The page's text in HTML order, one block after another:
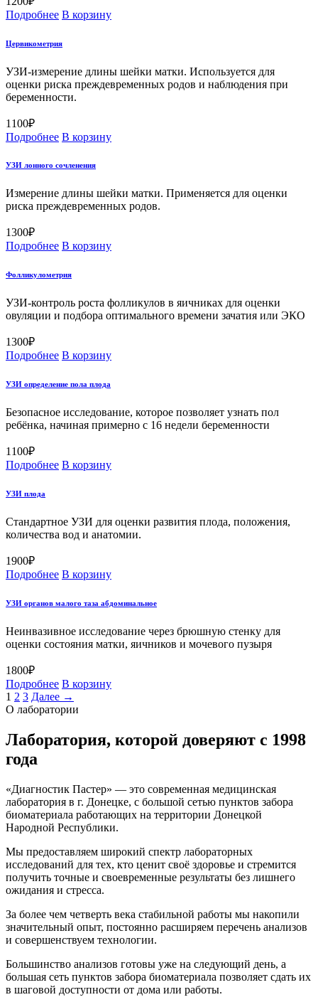
Подробнее В корзину
Цервикометрия
УЗИ-измерение длины шейки матки. Используется для
оценки риска преждевременных родов и наблюдения при
беременности.
1100₽
Подробнее В корзину
УЗИ лонного сочленения
Измерение длины шейки матки. Применяется для оценки
риска преждевременных родов.
1300₽
Подробнее В корзину
Фолликулометрия
УЗИ-контроль роста фолликулов в яичниках для оценки
овуляции и подбора оптимального времени зачатия или ЭКО
1300₽
Подробнее В корзину
УЗИ определение пола плода
Безопасное исследование, которое позволяет узнать пол
ребёнка, начиная примерно с 16 недели беременности
1100₽
Подробнее В корзину
УЗИ плода
Стандартное УЗИ для оценки развития плода, положения,
количества вод и анатомии.
1900₽
Подробнее В корзину
УЗИ органов малого таза абдоминальное
Неинвазивное исследование через брюшную стенку для
оценки состояния матки, яичников и мочевого пузыря
1800₽
Подробнее В корзину
1 2 3 Далее →
О лаборатории
Лаборатория, которой доверяют с 1998
года
«Диагностик Пастер» — это современная медицинская
лаборатория в г. Донецке, с большой сетью пунктов забора
биоматериала работающих на территории Донецкой
Народной Республики.
Мы предоставляем широкий спектр лабораторных
исследований для тех, кто ценит своё здоровье и стремится
получить точные и своевременные результаты без лишнего
ожидания и стресса.
За более чем четверть века стабильной работы мы накопили
значительный опыт, постоянно расширяем перечень анализов
и совершенствуем технологии.
Большинство анализов готовы уже на следующий день, а
большая сеть пунктов забора биоматериала позволяет сдать их
в шаговой доступности от дома или работы.